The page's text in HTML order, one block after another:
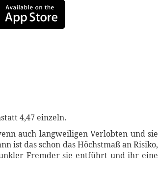
4,47 einzeln.
auch langweiligen Verlobten und sie
ist das schon das Höchstmaß an Risiko,
Fremder sie entführt und ihr eine